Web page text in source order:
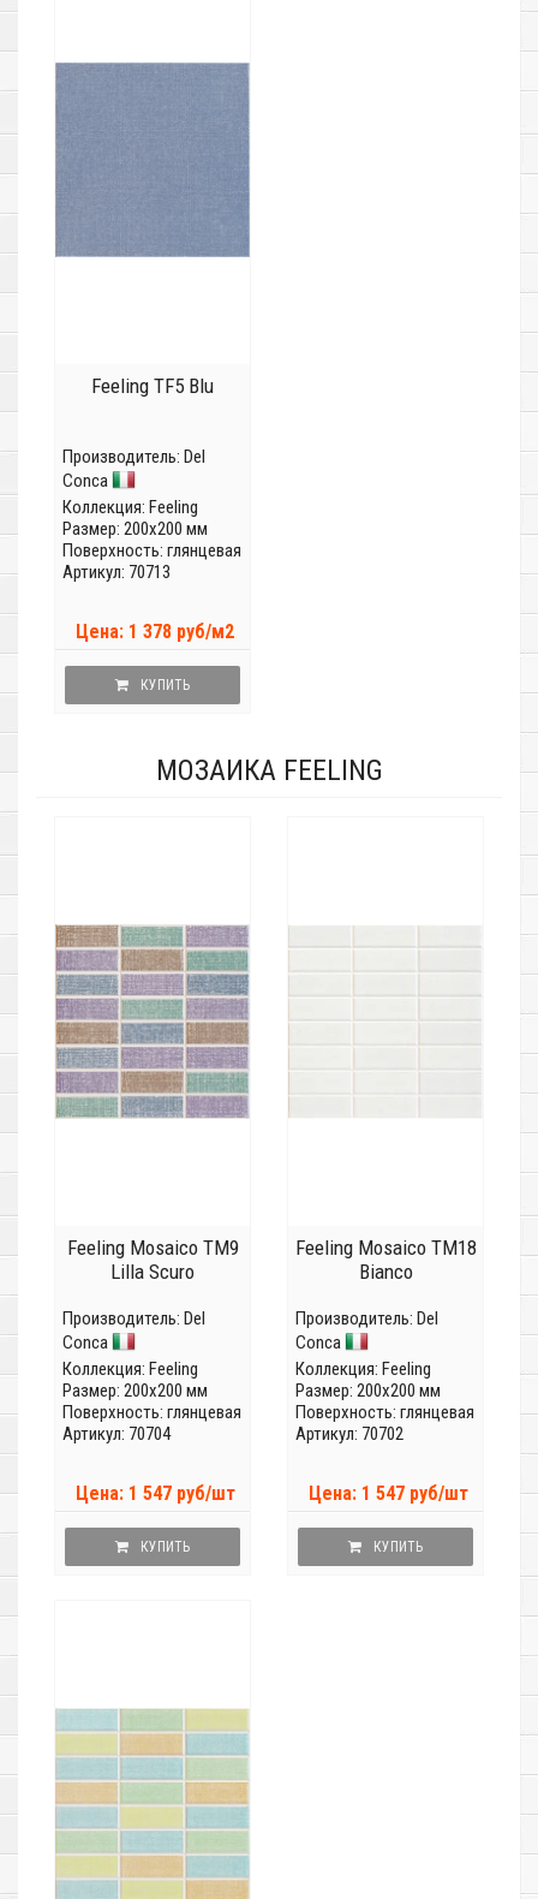
Feeling TF5 Blu
Производитель: Del
Conca
Коллекция: Feeling
Размер: 200x200 мм
Поверхность: глянцевая
Артикул: 70713
Цена: 1 378 руб/м2
КУПИТЬ
МОЗАИКА FEELING
Feeling Mosaico TM9
Lilla Scuro
Производитель: Del
Conca
Коллекция: Feeling
Размер: 200x200 мм
Поверхность: глянцевая
Артикул: 70704
Цена: 1 547 руб/шт
КУПИТЬ
Feeling Mosaico TM18
Bianco
Производитель: Del
Conca
Коллекция: Feeling
Размер: 200x200 мм
Поверхность: глянцевая
Артикул: 70702
Цена: 1 547 руб/шт
КУПИТЬ